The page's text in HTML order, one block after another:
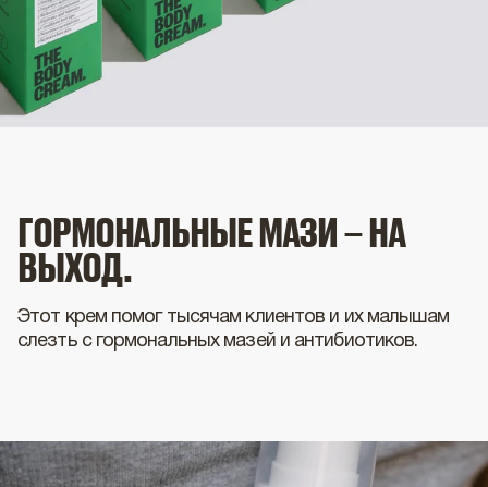
ГОРМОНАЛЬНЫЕ МАЗИ – НА
ВЫХОД.
Этот крем помог тысячам клиентов и их малышам
слезть с гормональных мазей и антибиотиков.